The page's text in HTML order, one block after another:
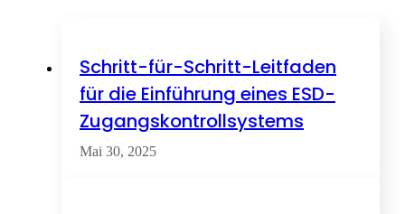
Schritt-für-Schritt-Leitfaden
für die Einführung eines ESD-
Zugangskontrollsystems
Mai 30, 2025